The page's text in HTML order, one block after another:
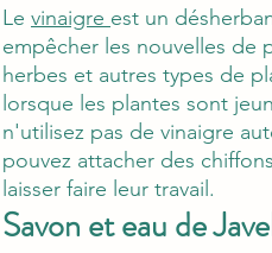
Le vinaigre est un
empêcher les nouvelles de
herbes et autres types de
lorsque les plantes sont
n'utilisez pas de vinaigre
pouvez attacher des
laisser faire leur travail.
Savon et eau de